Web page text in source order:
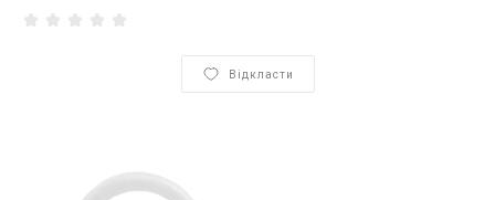
Відкласти